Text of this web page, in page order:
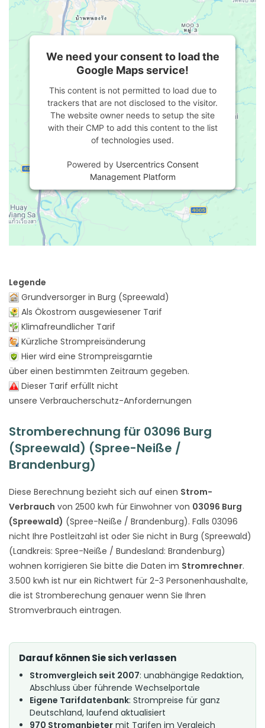
We need your consent to load the
Google Maps service!
This content is not permitted to load due to
trackers that are not disclosed to the visitor.
The website owner needs to setup the site
with their CMP to add this content to the list
of technologies used.
Powered by Usercentrics Consent
Management Platform
Legende
Grundversorger in Burg (Spreewald)
Als Ökostrom ausgewiesener Tarif
Klimafreundlicher Tarif
Kürzliche Strompreisänderung
Hier wird eine Strompreisgarntie
über einen bestimmten Zeitraum gegeben.
Dieser Tarif erfüllt nicht
unsere Verbraucherschutz-Anfordernungen
Stromberechnung für 03096 Burg
(Spreewald) (Spree-Neiße /
Brandenburg)
Diese Berechnung bezieht sich auf einen Strom-
Verbrauch von 2500 kwh für Einwohner von 03096 Burg
(Spreewald) (Spree-Neiße / Brandenburg). Falls 03096
nicht Ihre Postleitzahl ist oder Sie nicht in Burg (Spreewald)
(Landkreis: Spree-Neiße / Bundesland: Brandenburg)
wohnen korrigieren Sie bitte die Daten im Stromrechner.
3.500 kwh ist nur ein Richtwert für 2-3 Personenhaushalte,
die ist Stromberechung genauer wenn Sie Ihren
Stromverbrauch eintragen.
Darauf können Sie sich verlassen
Stromvergleich seit 2007: unabhängige Redaktion,
Abschluss über führende Wechselportale
Eigene Tarifdatenbank: Strompreise für ganz
Deutschland, laufend aktualisiert
970 Stromanbieter mit Tarifen im Vergleich